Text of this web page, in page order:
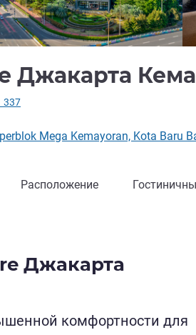
Джакарта
ALL)
337
Mega Kemayoran, Kota
Расположение
Джакарта
комфортности для